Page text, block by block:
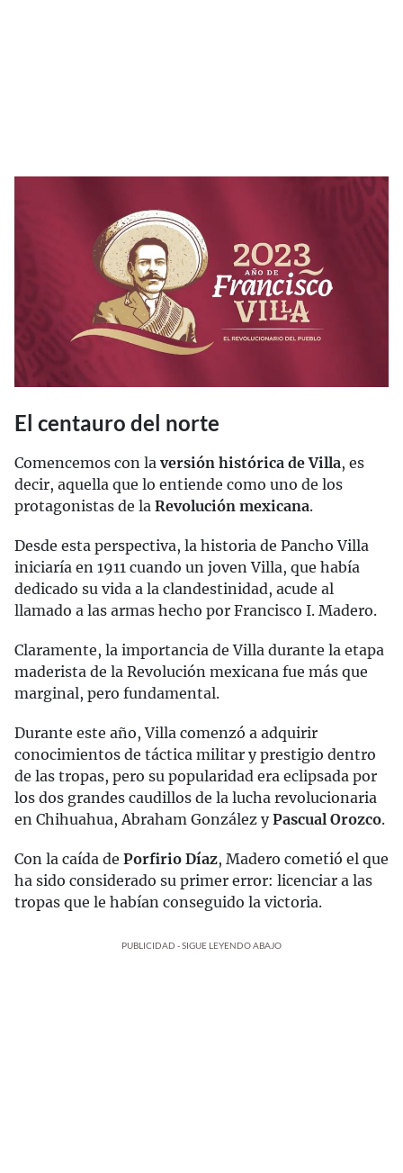
El centauro del norte
Comencemos con la versión histórica de Villa, es
decir, aquella que lo entiende como uno de los
protagonistas de la Revolución mexicana.
Desde esta perspectiva, la historia de Pancho Villa
iniciaría en 1911 cuando un joven Villa, que había
dedicado su vida a la clandestinidad, acude al
llamado a las armas hecho por Francisco I. Madero.
Claramente, la importancia de Villa durante la etapa
maderista de la Revolución mexicana fue más que
marginal, pero fundamental.
Durante este año, Villa comenzó a adquirir
conocimientos de táctica militar y prestigio dentro
de las tropas, pero su popularidad era eclipsada por
los dos grandes caudillos de la lucha revolucionaria
en Chihuahua, Abraham González yPascual Orozco.
Con la caída de Porfirio Díaz, Madero cometió el que
ha sido considerado su primer error: licenciar a las
tropas que le habían conseguido la victoria.
PUBLICIDAD - SIGUE LEYENDO ABAJO